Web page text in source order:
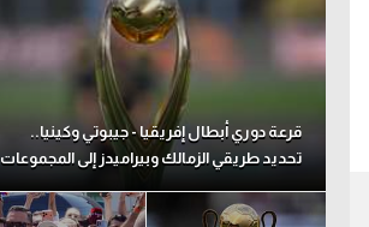
تقرير في الجول
تحليل في الجول
حكايات في الجول
كويز في الجول
فيديو في الجول
قرعة دوري أبطال إفريقيا - جيبوتي وكينيا..
تحديد طريقي الزمالك وبيراميدز إلى المجموعات